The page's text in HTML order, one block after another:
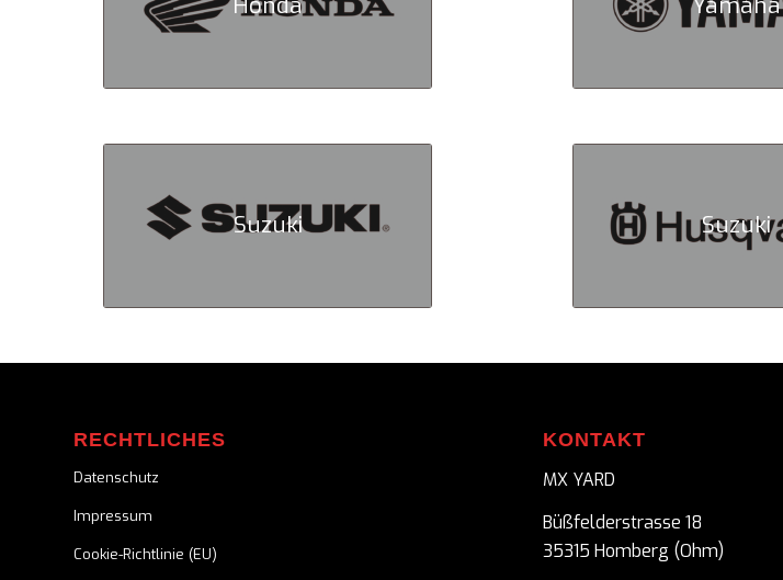
Suzuki Suzuki
RECHTLICHES
Datenschutz
Impressum
Cookie-Richtlinie (EU)
KONTAKT
MX YARD
Büßfelderstrasse 18
35315 Homberg (Ohm)